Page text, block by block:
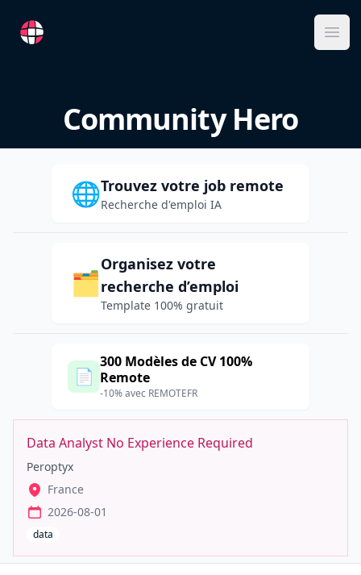
RemoteFR
Community Hero
🌐Trouvez votre job remote
Recherche d'emploi IA
🗂️
Organisez votre
recherche d’emploi
Template 100% gratuit
📄
300 Modèles de CV 100%
Remote
-10% avec REMOTEFR
Data Analyst No Experience Required
Peroptyx
France
2026-08-01
data